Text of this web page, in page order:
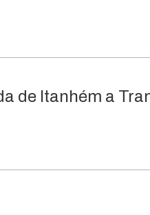
de Itanhém a